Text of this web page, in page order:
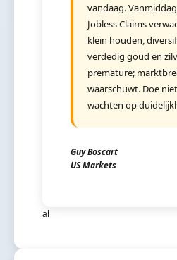
vandaag.
Jobless Claims
klein houden,
verdedig goud en
premature;
waarschuwt. Doe
wachten op
Guy Boscart
US Markets
al